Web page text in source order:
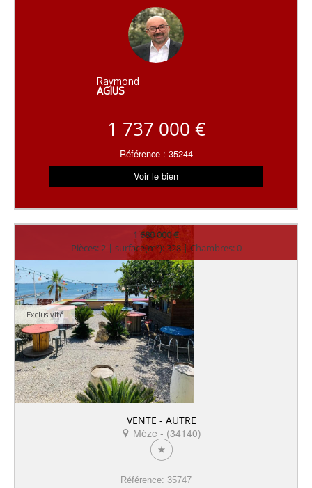
Raymond
AGIUS
1 737 000 €
Référence : 35244
Voir le bien
1 680 000 €
Pièces: 2 | surface(m²): 328 | Chambres: 0
Exclusivité
VENTE - AUTRE
Mèze - (34140)
Référence: 35747